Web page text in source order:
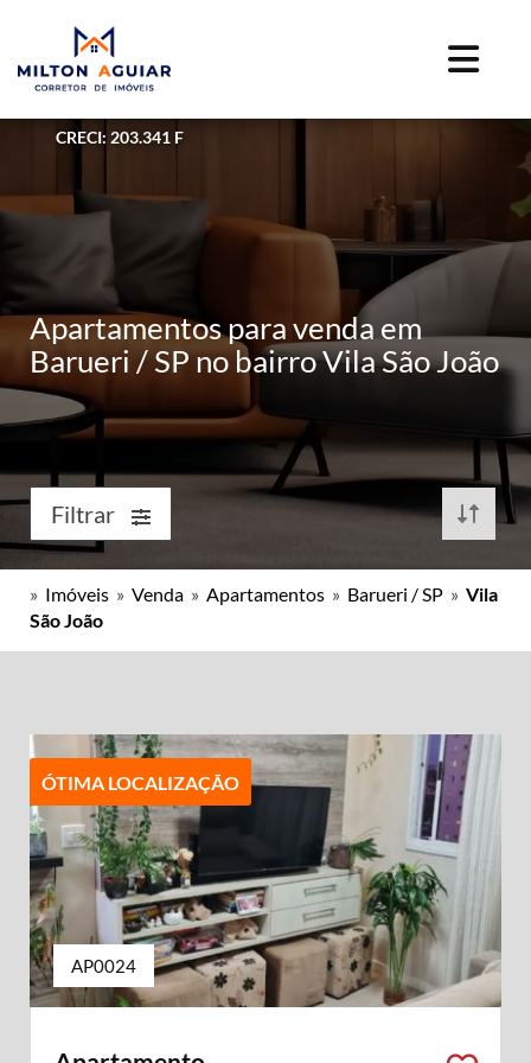
CRECI: 203.341 F
Apartamentos para venda em
Barueri / SP no bairro Vila São João
Filtrar
» Imóveis » Venda » Apartamentos » Barueri / SP » Vila
São João
ÓTIMA LOCALIZAÇÃO
AP0024